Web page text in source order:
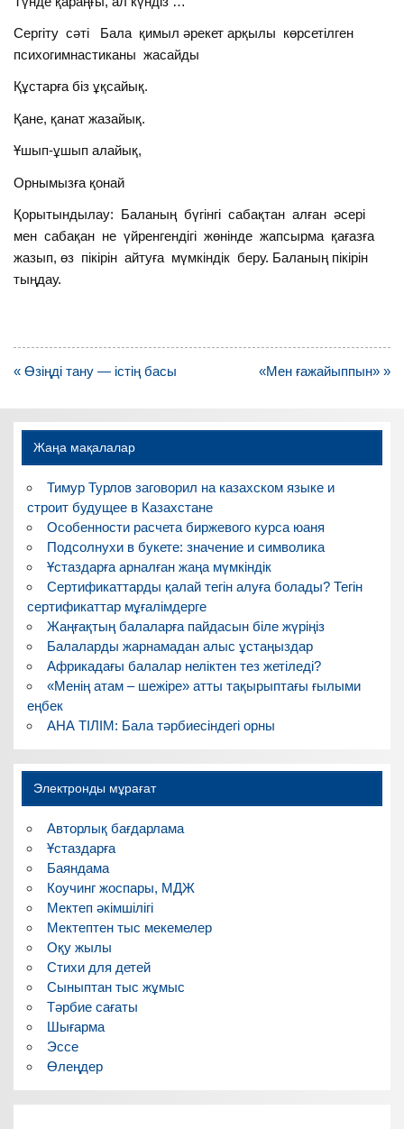
Сергіту сәті Бала қимыл әрекет арқылы көрсетілген
психогимнастиканы жасайды
Құстарға біз ұқсайық.
Қане, қанат жазайық.
Ұшып-ұшып алайық,
Орнымызға қонай
Қорытындылау: Баланың бүгінгі сабақтан алған әсері
мен сабақан не үйренгендігі жөнінде жапсырма қағазға
жазып, өз пікірін айтуға мүмкіндік беру. Баланың пікірін
тыңдау.
Навигация
записям
« Өзіңді тану — істің басы «Мен ғажайыппын» »
Жаңа мақалалар
Тимур Турлов заговорил на казахском языке и
строит будущее в Казахстане
Особенности расчета биржевого курса юаня
Подсолнухи в букете: значение и символика
Ұстаздарға арналған жаңа мүмкіндік
Сертификаттарды қалай тегін алуға болады? Тегін
сертификаттар мұғалімдерге
Жаңғақтың балаларға пайдасын біле жүріңіз
Балаларды жарнамадан алыс ұстаңыздар
Африкадағы балалар неліктен тез жетіледі?
«Менің атам – шежіре» атты тақырыптағы ғылыми
еңбек
АНА ТІЛІМ: Бала тәрбиесіндегі орны
Электронды мұрағат
Авторлық бағдарлама
Ұстаздарға
Баяндама
Коучинг жоспары, МДЖ
Мектеп әкімшілігі
Мектептен тыс мекемелер
Оқу жылы
Стихи для детей
Сыныптан тыс жұмыс
Тәрбие сағаты
Шығарма
Эссе
Өлеңдер